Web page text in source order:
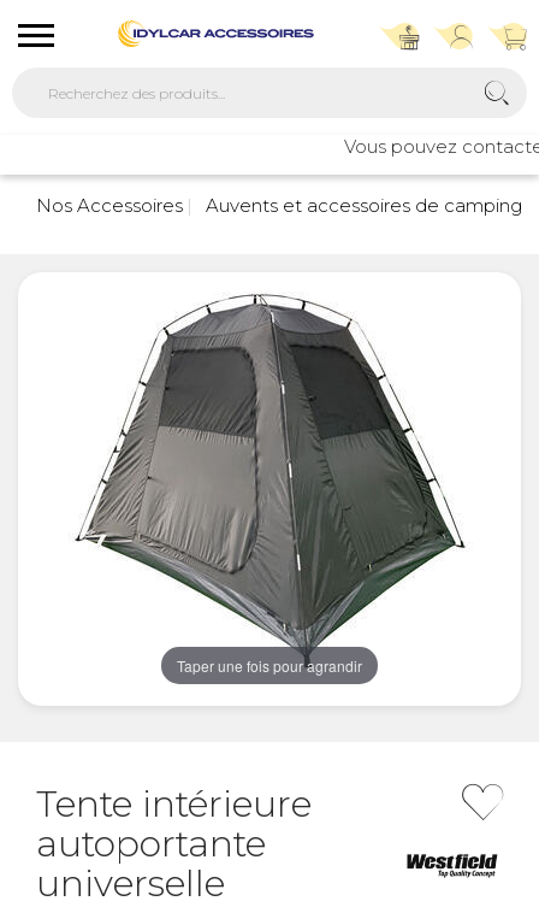
Vous pouvez
Nos Accessoires
Auvents et accessoires de camping
Taper une fois pour agrandir
Tente intérieure
autoportante
universelle